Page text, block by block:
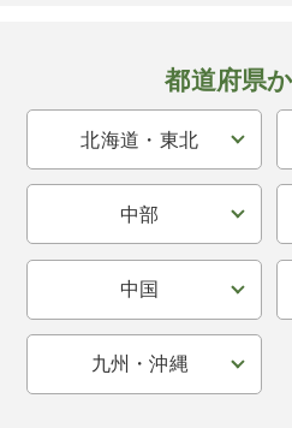
都道府県
北海道・東北
中部
中国
九州・沖縄